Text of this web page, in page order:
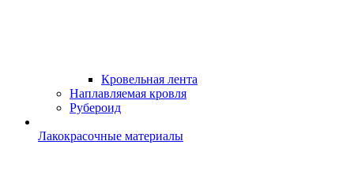
Кровельная лента
Наплавляемая кровля
Рубероид
Лакокрасочные материалы